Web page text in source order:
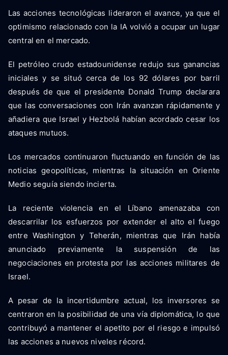
Las acciones tecnológicas lideraron el avance, ya que el
optimismo relacionado con la IA volvió a ocupar un lugar
central en el mercado.
El petróleo crudo estadounidense redujo sus ganancias
iniciales y se situó cerca de los 92 dólares por barril
después de que el presidente Donald Trump declarara
que las conversaciones con Irán avanzan rápidamente y
añadiera que Israel y Hezbolá habían acordado cesar los
ataques mutuos.
Los mercados continuaron fluctuando en función de las
noticias geopolíticas, mientras la situación en Oriente
Medio seguía siendo incierta.
La reciente violencia en el Líbano amenazaba con
descarrilar los esfuerzos por extender el alto el fuego
entre Washington y Teherán, mientras que Irán había
anunciado previamente la suspensión de las
negociaciones en protesta por las acciones militares de
Israel.
A pesar de la incertidumbre actual, los inversores se
centraron en la posibilidad de una vía diplomática, lo que
contribuyó a mantener el apetito por el riesgo e impulsó
las acciones a nuevos niveles récord.